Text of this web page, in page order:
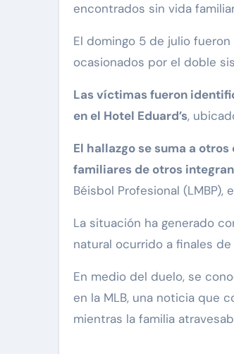
encontrados sin vida
El domingo 5 de julio
ocasionados por el doble
Las víctimas fueron
en el Hotel Eduard’s,
El hallazgo se suma a
familiares de otros
Béisbol Profesional
La situación ha generado
natural ocurrido a finales de
En medio del duelo, se
en la MLB, una noticia que
mientras la familia